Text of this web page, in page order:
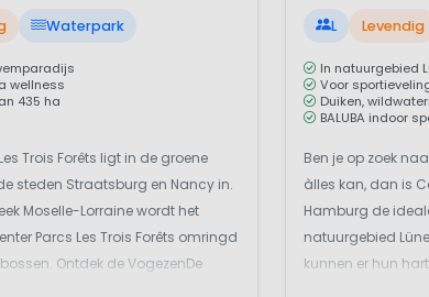
Waterpark
wellness
435 ha
Trois Forêts ligt in de groene
steden Straatsburg en Nancy in.
Moselle-Lorraine wordt het
Parcs Les Trois Forêts omringd
Ontdek de VogezenDe
L Levendig
In natuurgebied
Voor
Duiken,
BALUBA indoor
Ben je op zoek
àlles kan, dan is
Hamburg de
natuurgebied
kunnen er hun